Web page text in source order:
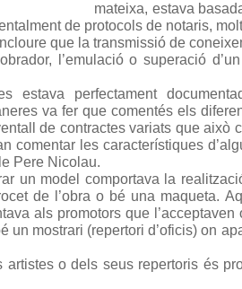
mateixa, estava
de protocols de notaris,
que la transmissió de
l’emulació o superació
estava perfectament
va fer que comentés els
de contractes variats que això
comentar les característiques
Pere Nicolau.
un model comportava la
de l’obra o bé una maqueta.
als promotors que
un mostrari (repertori d’oficis) on
artistes o dels seus repertoris és